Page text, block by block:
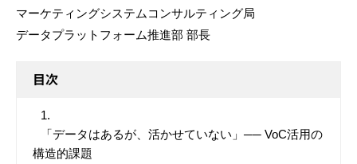
マーケティングシステムコンサルティング局
データプラットフォーム推進部 部長
目次
「データはあるが、活かせていない」── VoC活用の
構造的課題